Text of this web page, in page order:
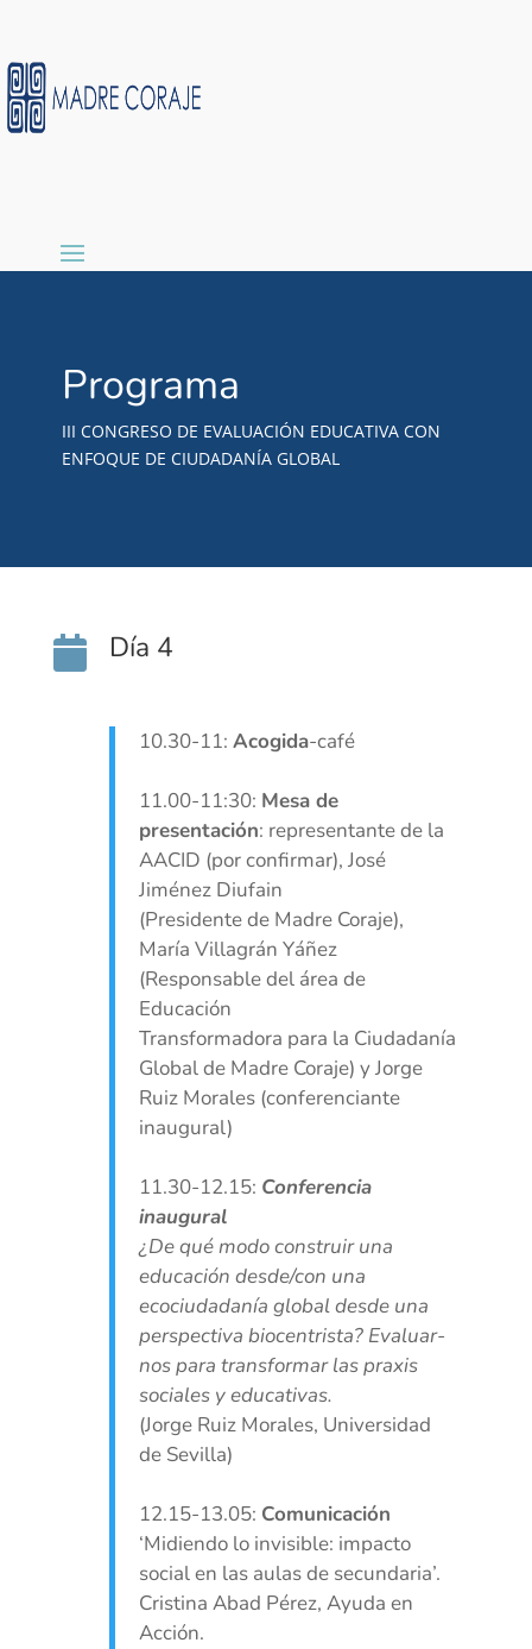
Programa
III CONGRESO DE EVALUACIÓN EDUCATIVA CON
ENFOQUE DE CIUDADANÍA GLOBAL
 Día 4
10.30-11:Acogida-café
11.00-11:30: Mesa de
presentación: representante de la
AACID (por confirmar), José
Jiménez Diufain
(Presidente de Madre Coraje),
María Villagrán Yáñez
(Responsable del área de
Educación
Transformadora para la Ciudadanía
Global de Madre Coraje) y Jorge
Ruiz Morales (conferenciante
inaugural)
11.30-12.15: Conferencia
inaugural
¿De qué modo construir una
educación desde/con una
ecociudadanía global desde una
perspectiva biocentrista? Evaluar-
nos para transformar las praxis
sociales y educativas.
(Jorge Ruiz Morales, Universidad
de Sevilla)
12.15-13.05: Comunicación
‘Midiendo lo invisible: impacto
social en las aulas de secundaria’.
Cristina Abad Pérez, Ayuda en
Acción.